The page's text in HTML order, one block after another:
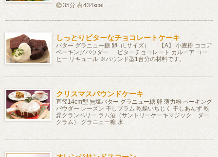
35分
434kcal
しっとりビターなチョコレートケーキ
バター グラニュー糖 卵（Lサイズ） 【A】 小麦粉 ココア
ベーキングパウダー ビターチョコレート カルーア コー
ヒー リキュール ※パウンド型1台分の材料です。
クリスマスパウンドケーキ
直径14cm型 無塩バター グラニュー糖 卵 薄力粉 ベーキング
パウダー レーズン 干しプラム 乾燥いちじく 干しあんず 乾
燥クランベリー ラム酒（サントリーケーキマジック ダー
クラム） グラニュー糖 水